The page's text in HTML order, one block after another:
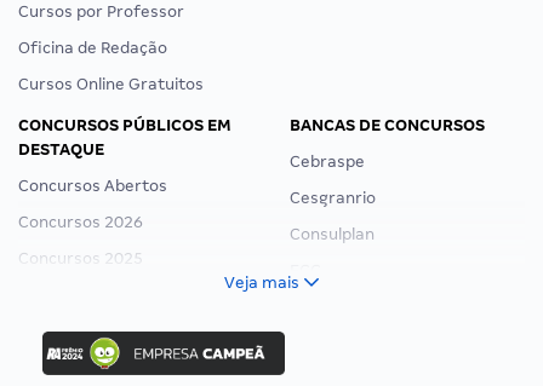
Cursos por Professor
Oficina de Redação
Cursos Online Gratuitos
CONCURSOS PÚBLICOS EM
DESTAQUE
Concursos Abertos
Concursos 2026
Concursos 2025
Concurso Ibama
Concurso MPU
BANCAS DE CONCURSOS
Cebraspe
Cesgranrio
Consulplan
Veja mais